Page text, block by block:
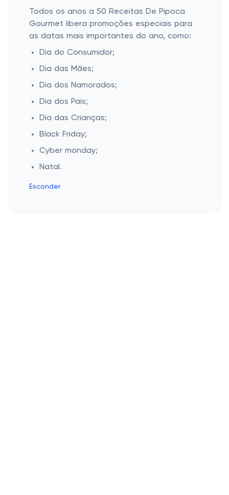
Todos os anos a 50 Receitas De Pipoca
Gourmet libera promoções especiais para
as datas mais importantes do ano, como:
Dia do Consumidor;
Dia das Mães;
Dia dos Namorados;
Dia dos Pais;
Dia das Crianças;
Black Friday;
Cyber monday;
Natal.
Esconder